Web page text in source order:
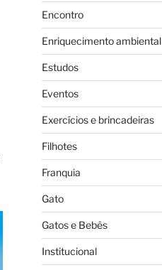
Encontro
Enriquecimento ambiental
Estudos
Eventos
Exercícios e brincadeiras
Filhotes
Franquia
Gato
Gatos e Bebês
Institucional